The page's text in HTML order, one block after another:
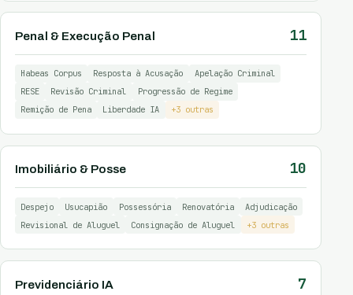
Penal & Execução Penal 11
Habeas Corpus Resposta à Acusação
Apelação Criminal
RESE
Revisão Criminal
Progressão de Regime
Remição de Pena
Liberdade IA +3 outras
Imobiliário & Posse 10
Despejo Usucapião Possessória Renovatória
Adjudicação
Revisional de Aluguel
Consignação de Aluguel +3 outras
Previdenciário IA 7